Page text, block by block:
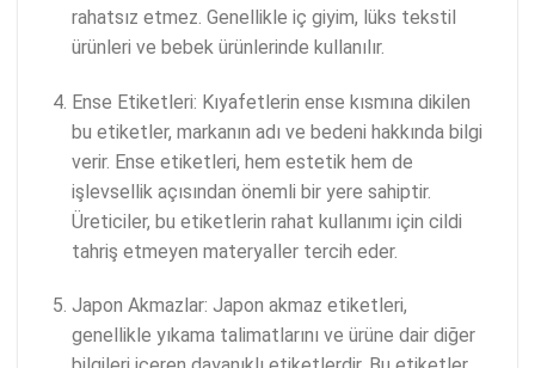
rahatsız etmez. Genellikle iç giyim, lüks tekstil
ürünleri ve bebek ürünlerinde kullanılır.
Ense Etiketleri: Kıyafetlerin ense kısmına dikilen
bu etiketler, markanın adı ve bedeni hakkında bilgi
verir. Ense etiketleri, hem estetik hem de
işlevsellik açısından önemli bir yere sahiptir.
Üreticiler, bu etiketlerin rahat kullanımı için cildi
tahriş etmeyen materyaller tercih eder.
Japon Akmazlar: Japon akmaz etiketleri,
genellikle yıkama talimatlarını ve ürüne dair diğer